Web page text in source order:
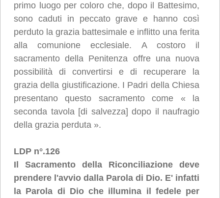
primo luogo per coloro che, dopo il Battesimo,
sono caduti in peccato grave e hanno così
perduto la grazia battesimale e inflitto una ferita
alla comunione ecclesiale. A costoro il
sacramento della Penitenza offre una nuova
possibilità di convertirsi e di recuperare la
grazia della giustificazione. I Padri della Chiesa
presentano questo sacramento come « la
seconda tavola [di salvezza] dopo il naufragio
della grazia perduta ».
LDP n°.126
Il Sacramento della Riconciliazione deve
prendere l'avvio dalla Parola di Dio. E' infatti
la Parola di Dio che illumina il fedele per